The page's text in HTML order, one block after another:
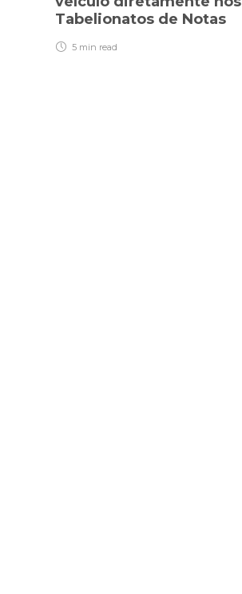
Tabelionatos de Notas
5 min read